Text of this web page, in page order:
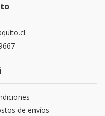
de envíos